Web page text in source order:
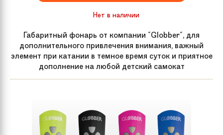
Нет в наличии
Габаритный фонарь от компании "Globber", для
дополнительного привлечения внимания, важный
элемент при катании в темное время суток и приятное
дополнение на любой детский самокат